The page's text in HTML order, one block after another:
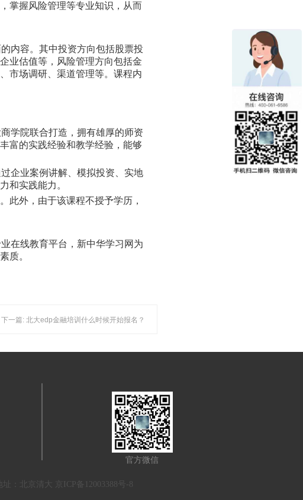
掌握风险管理等专业知识，从而
内容。其中投资方向包括股票投
业估值等，风险管理方向包括金
市场调研、渠道管理等。课程内
学院联合打造，拥有雄厚的师资
富的实践经验和教学经验，能够
企业案例讲解、模拟投资、实地
和实践能力。
此外，由于该课程不授予学历，
在线教育平台，新中华学习网为
质。
下一篇: 北大edp金融培训什么时候开始报名？
官方微信
：北京清大 京ICP备12003388号-8